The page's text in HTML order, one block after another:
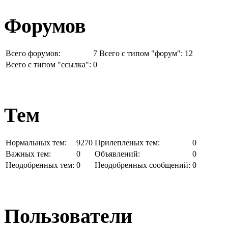
Форумов
Всего форумов: 7 Всего с типом "форум": 12
Всего с типом "ссылка": 0
Тем
Нормальных тем: 9270 Прилепленых тем:
0
Важных тем:
0 Объявлений:
0
Неодобренных тем: 0 Неодобренных сообщений: 0
Пользователи